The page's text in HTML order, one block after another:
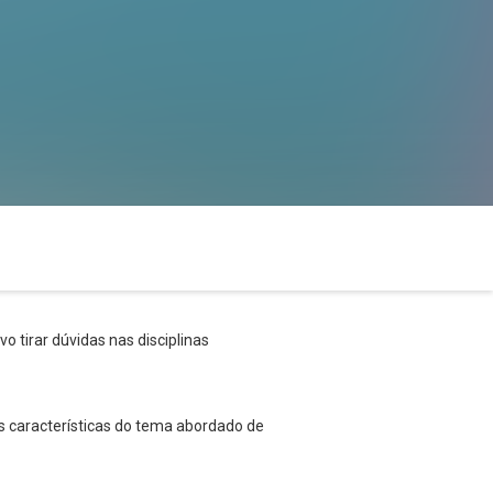
tirar dúvidas nas disciplinas
características do tema abordado de